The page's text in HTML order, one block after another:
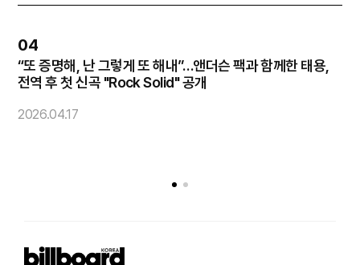
04
“또 증명해, 난 그렇게 또 해내”…앤더슨 팩과 함께한 태용,
전역 후 첫 신곡 "Rock Solid" 공개
2026.04.17